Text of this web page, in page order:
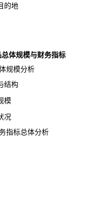
地
体规模与财务指标
规模分析
构
模
况
指标总体分析